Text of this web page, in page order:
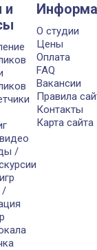
и
/
/
О студии
Цены
Оплата
FAQ
Вакансии
Правила
Контакты
Карта сайта